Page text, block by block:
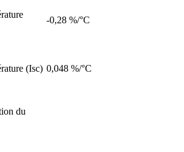
-0,28 %/°C
(Isc) 0,048 %/°C
du